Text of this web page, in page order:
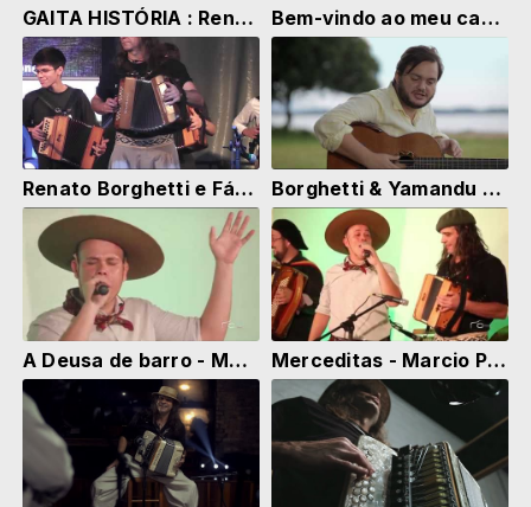
GAITA HISTÓRIA : Renato e a sua história com a gaita! Bem-vindo ao meu canal no YouTube!
Renato Borghetti e Fábrica de Gaiteiros - Acampamento Farroupilha PoA, em 13.09.2018 Borghetti & Yamandu - Passo Fundo
A Deusa de barro - Marcio Padula e Alma Nativa Merceditas - Marcio Padula e Alma Nativa